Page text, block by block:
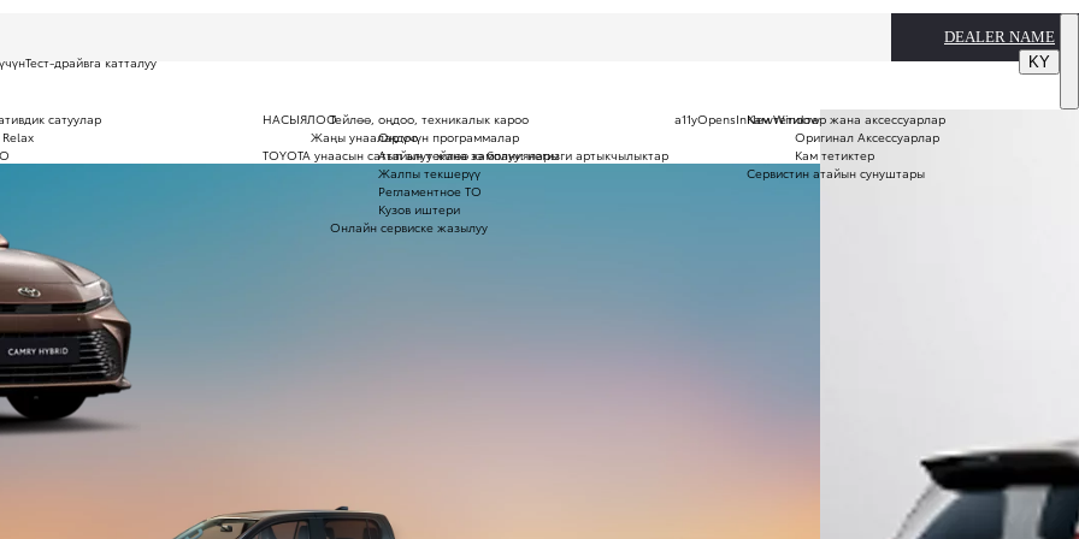
DEALER NAME
a11yOpensInNewWindow
НАСЫЯЛОО
Жаңы унаалар үчүн программалар
TOYOTA унаасын сатып алуу жана ээ болуу: негизги артыкчылыктар
Тейлөө, оңдоо, техникалык кароо
Оңдоо
Атайын тейлөө кампаниялары
Жалпы текшерүү
Регламентное ТО
Кузов иштери
Онлайн сервиске жазылуу
Кам тетиктер жана аксессуарлар
Оригинал Аксессуарлар
Кам тетиктер
Сервистин атайын сунуштары
сатуулар
Тест-драйвга катталуу KY